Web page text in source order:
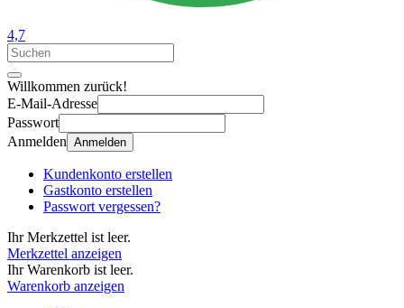
4,7
Willkommen zurück!
E-Mail-Adresse
Passwort
Anmelden Anmelden
Kundenkonto erstellen
Gastkonto erstellen
Passwort vergessen?
Ihr Merkzettel ist leer.
Merkzettel anzeigen
Ihr Warenkorb ist leer.
Warenkorb anzeigen